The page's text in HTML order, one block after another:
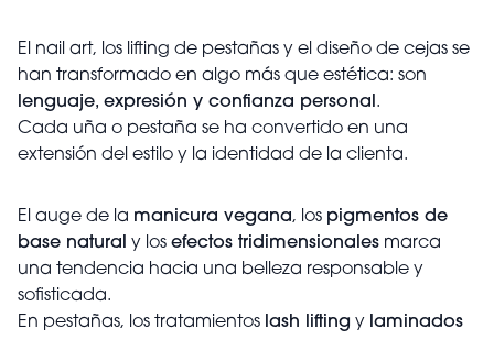
El nail art, los lifting de pestañas y el diseño de cejas se
han transformado en algo más que estética: son
lenguaje, expresión y confianza personal .
Cada uña o pestaña se ha convertido en una
extensión del estilo y la identidad de la clienta.
El auge de la manicura vegana, los pigmentos de
base natural y los efectos tridimensionales marca
una tendencia hacia una belleza responsable y
sofisticada.
En pestañas, los tratamientos lash lifting y laminados